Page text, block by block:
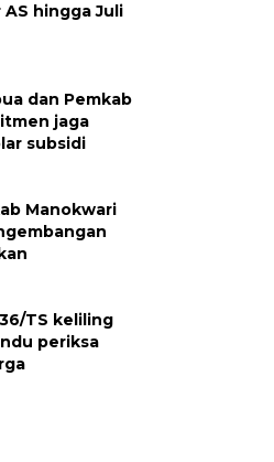
hingga Juli
dan Pemkab
jaga
subsidi
Manokwari
TS keliling
periksa